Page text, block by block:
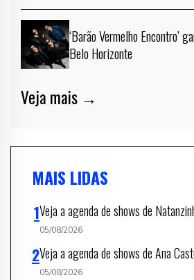
‘Barão Vermelho Encontro’
Belo Horizonte
Veja mais →
MAIS LIDAS
Veja a agenda de shows de
05/08/2026
Veja a agenda de shows de Ana
05/08/2026